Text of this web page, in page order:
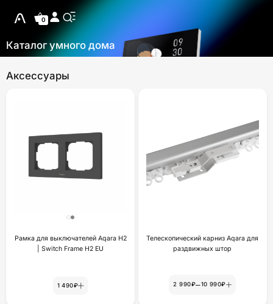
0
Каталог умного дома
Аксессуары
Рамка для выключателей Aqara H2
| Switch Frame H2 EU
1 490₽
Телескопический карниз Aqara для
раздвижных штор
2 990₽–10 990₽